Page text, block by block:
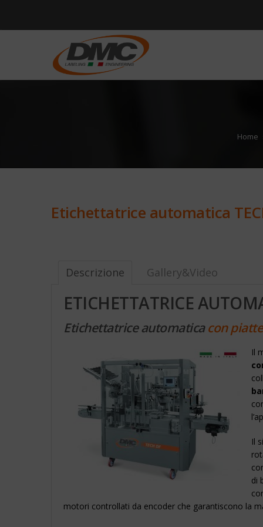
Home
Etichettatrice automatica
Descrizione Gallery&Video
ETICHETTATRICE
Etichettatrice automaticacon
Il
Il
di
motori controllati da encoder che garantiscono la